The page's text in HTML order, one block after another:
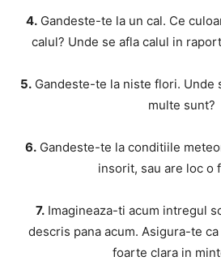
4. Gandeste-te la un cal. Ce
calul? Unde se afla calul in
5. Gandeste-te la niste flori. Unde
multe sunt?
6. Gandeste-te la conditiile
insorit, sau are loc o
7.Imagineaza-ti acum intregul
descris pana acum. Asigura-te
foarte clara in